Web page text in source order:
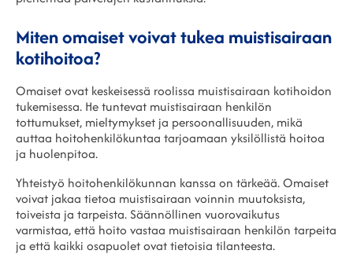
Miten omaiset voivat tukea muistisairaan
kotihoitoa?
Omaiset ovat keskeisessä roolissa muistisairaan kotihoidon
tukemisessa. He tuntevat muistisairaan henkilön
tottumukset, mieltymykset ja persoonallisuuden, mikä
auttaa hoitohenkilökuntaa tarjoamaan yksilöllistä hoitoa
ja huolenpitoa.
Yhteistyö hoitohenkilökunnan kanssa on tärkeää. Omaiset
voivat jakaa tietoa muistisairaan voinnin muutoksista,
toiveista ja tarpeista. Säännöllinen vuorovaikutus
varmistaa, että hoito vastaa muistisairaan henkilön tarpeita
ja että kaikki osapuolet ovat tietoisia tilanteesta.